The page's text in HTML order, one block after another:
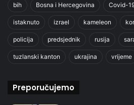
bih Bosna i Hercegovina Covid-
istaknuto izrael kameleon
policija predsjednik rusija
tuzlanski kanton ukrajina vrijeme
Preporučujemo